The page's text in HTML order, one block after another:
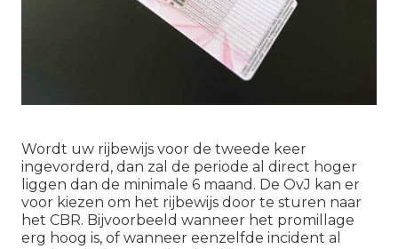
Wordt uw rijbewijs voor de tweede keer
ingevorderd, dan zal de periode al direct hoger
liggen dan de minimale 6 maand. De OvJ kan er
voor kiezen om het rijbewijs door te sturen naar
het CBR. Bijvoorbeeld wanneer het promillage
erg hoog is, of wanneer eenzelfde incident al